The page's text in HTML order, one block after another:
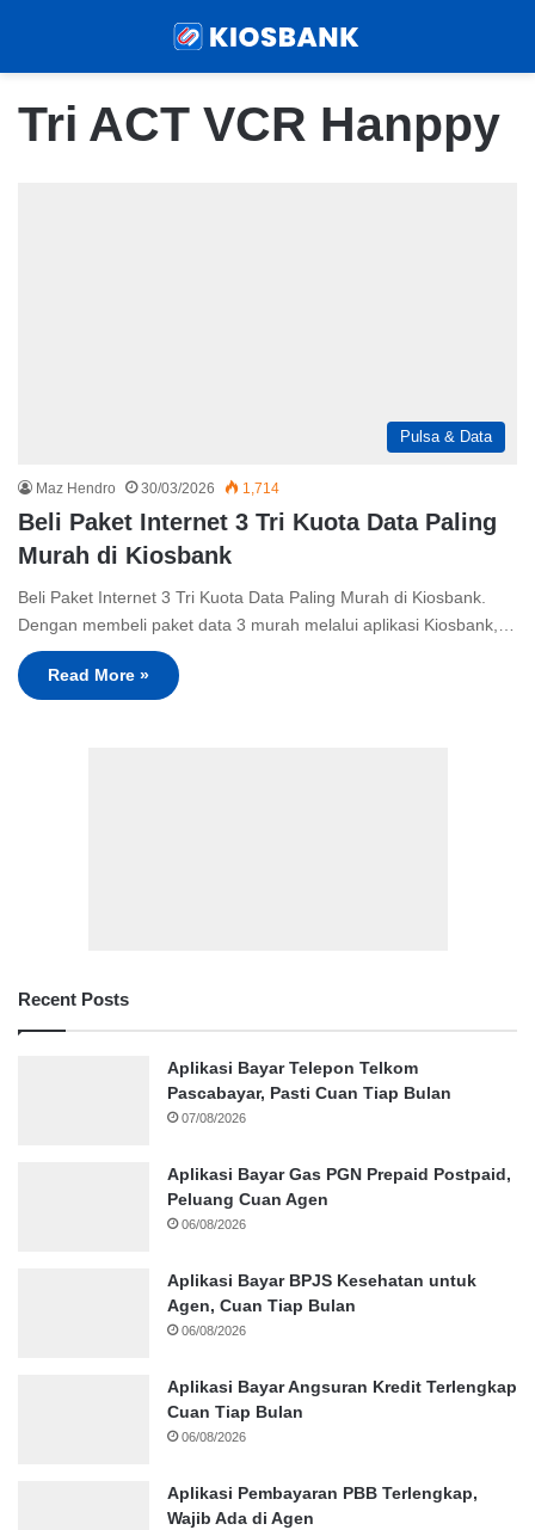
Tri ACT VCR Hanppy
Pulsa & Data
Maz Hendro 30/03/2026 1,714
Beli Paket Internet 3 Tri Kuota Data Paling
Murah di Kiosbank
Beli Paket Internet 3 Tri Kuota Data Paling Murah di Kiosbank.
Dengan membeli paket data 3 murah melalui aplikasi Kiosbank,…
Read More »
Recent Posts
Aplikasi Bayar Telepon Telkom
Pascabayar, Pasti Cuan Tiap Bulan
07/08/2026
Aplikasi Bayar Gas PGN Prepaid Postpaid,
Peluang Cuan Agen
06/08/2026
Aplikasi Bayar BPJS Kesehatan untuk
Agen, Cuan Tiap Bulan
06/08/2026
Aplikasi Bayar Angsuran Kredit Terlengkap
Cuan Tiap Bulan
06/08/2026
Aplikasi Pembayaran PBB Terlengkap,
Wajib Ada di Agen